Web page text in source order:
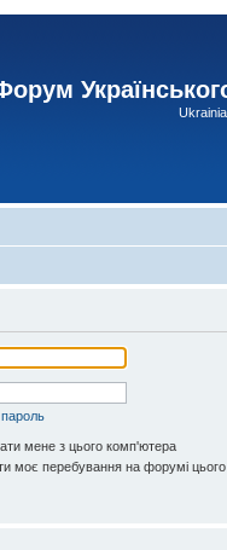
пароль
мене з цього комп'ютера
моє перебування на форумі